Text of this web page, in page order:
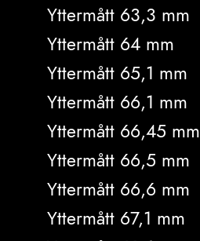
Yttermått 63,3 mm
Yttermått 64 mm
Yttermått 65,1 mm
Yttermått 66,1 mm
Yttermått 66,45 mm
Yttermått 66,5 mm
Yttermått 66,6 mm
Yttermått 67,1 mm